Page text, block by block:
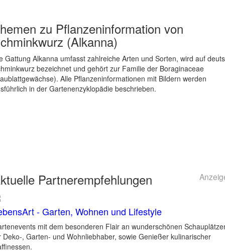
zu Pflanzeninformation von
(Alkanna)
Gattung Alkanna umfasst zahlreiche Arten und Sorten, wird auf
bezeichnet und gehört zur Familie der Boraginaceae
Alle Pflanzeninformationen mit Bildern werden
in der Gartenenzyklopädie beschrieben.
Partnerempfehlungen
- Garten, Wohnen und Lifestyle
mit dem besonderen Flair an wunderschönen
Deko-, Garten- und Wohnliebhaber, sowie Genießer kulinarischer